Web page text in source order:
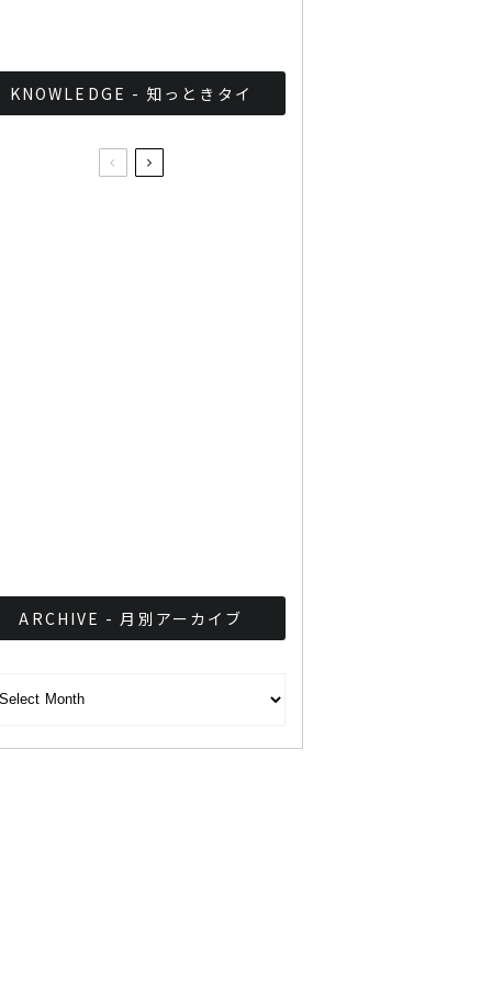
KNOWLEDGE - 知っときタイ
ARCHIVE - 月別アーカイブ